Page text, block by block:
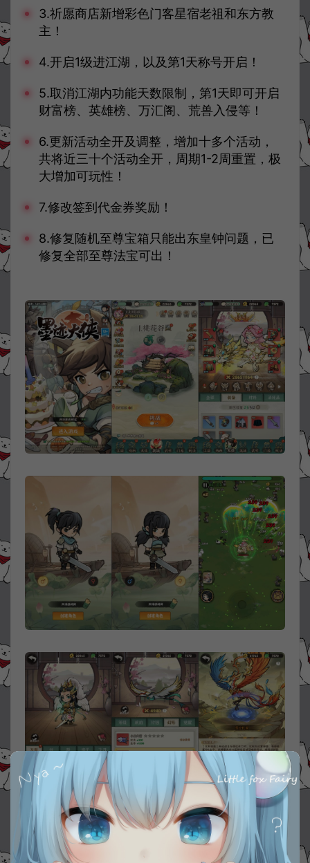
3.祈愿商店新增彩色门客星宿老祖和东方教
主！
4.开启1级进江湖，以及第1天称号开启！
5.取消江湖内功能天数限制，第1天即可开启
财富榜、英雄榜、万汇阁、荒兽入侵等！
6.更新活动全开及调整，增加十多个活动，
共将近三十个活动全开，周期1-2周重置，极
大增加可玩性！
7.修改签到代金券奖励！
8.修复随机至尊宝箱只能出东皇钟问题，已
修复全部至尊法宝可出！